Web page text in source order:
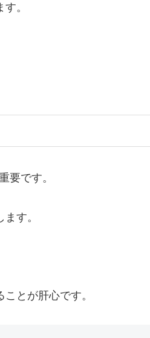
。
要です。
す。
とが肝心です。